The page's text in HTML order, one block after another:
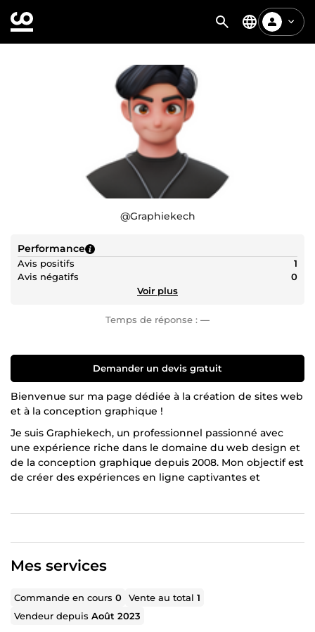
@Graphiekech
Performance
Avis positifs
1
Avis négatifs
0
Voir plus
Temps de réponse : —
Demander un devis gratuit
Bienvenue sur ma page dédiée à la création de sites web
et à la conception graphique !
Je suis Graphiekech, un professionnel passionné avec
une expérience riche dans le domaine du web design et
de la conception graphique depuis 2008. Mon objectif est
de créer des expériences en ligne captivantes et
mais mes spécialités résident principalement dans la
création de sites web conviviaux et performants sur la
plateforme WordPress. Avec WordPress, je peux fournir
flexibles pour répondre aux besoins uniques de chaque
projet.
Mes services
Commande en cours0 Vente au total1
Vendeur depuisAoût 2023